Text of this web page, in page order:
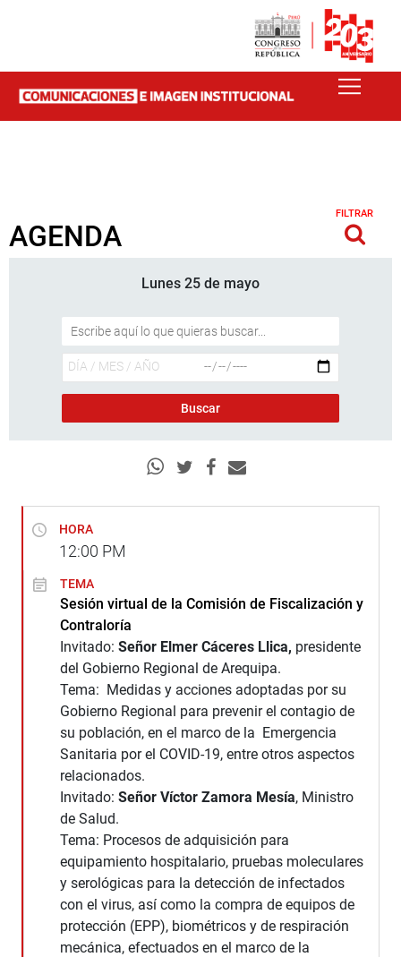
AGENDA
FILTRAR
Lunes 25 de mayo
HORA
12:00 PM
TEMA
Sesión virtual de la Comisión de Fiscalización y
Contraloría
Invitado: Señor Elmer Cáceres Llica, presidente
del Gobierno Regional de Arequipa.
Tema: Medidas y acciones adoptadas por su
Gobierno Regional para prevenir el contagio de
su población, en el marco de la Emergencia
Sanitaria por el COVID-19, entre otros aspectos
relacionados.
Invitado: Señor Víctor Zamora Mesía, Ministro
de Salud.
Tema: Procesos de adquisición para
equipamiento hospitalario, pruebas moleculares
y serológicas para la detección de infectados
con el virus, así como la compra de equipos de
protección (EPP), biométricos y de respiración
mecánica, efectuados en el marco de la